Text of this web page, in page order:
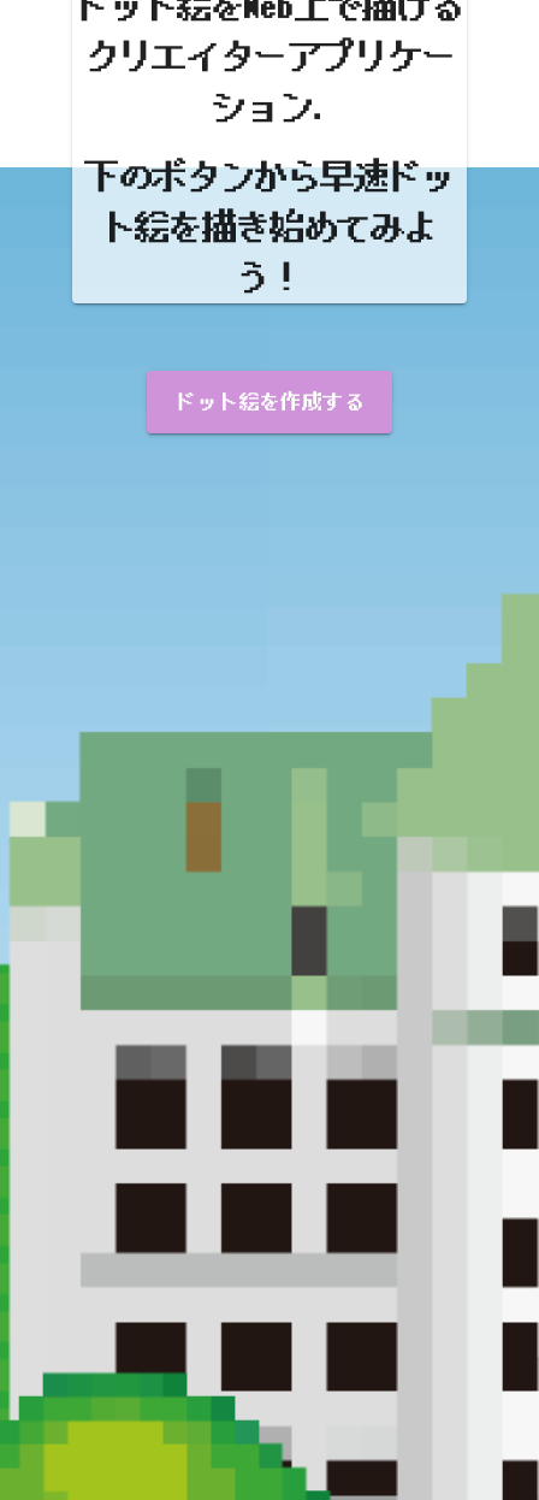
クリエイターアプリケー
ション.
下のボタンから早速ドッ
ト絵を描き始めてみよ
う！
ドット絵を作成する